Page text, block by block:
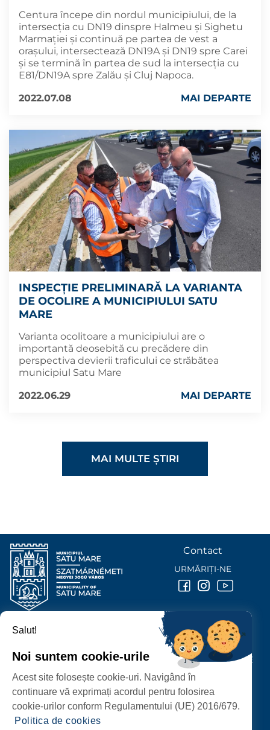
Centura începe din nordul municipiului, de la
intersecția cu DN19 dinspre Halmeu și Sighetu
Marmației și continuă pe partea de vest a
orașului, intersectează DN19A și DN19 spre Carei
și se termină în partea de sud la intersecția cu
E81/DN19A spre Zalău și Cluj Napoca.
2022.07.08
MAI DEPARTE
INSPECȚIE PRELIMINARĂ LA VARIANTA
DE OCOLIRE A MUNICIPIULUI SATU
MARE
Varianta ocolitoare a municipiului are o
importantă deosebită cu precădere din
perspectiva devierii traficului ce străbătea
municipiul Satu Mare
2022.06.29
MAI DEPARTE
MAI MULTE ȘTIRI
PROTECȚIA DATELOR PERSONALE
PRIMĂRIA MUNICIPIULUI
P-ȚA 25 OCTOMBRIE, NR. 1 CORP M, 440026 SATU MARE
Contact
URMĂRIȚI-NE
Salut!
Noi suntem cookie-urile
Acest site folosește cookie-uri. Navigând în
continuare vă exprimați acordul pentru folosirea
cookie-urilor conform Regulamentului (UE) 2016/679.
Politica de cookies